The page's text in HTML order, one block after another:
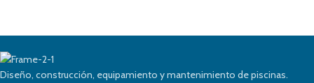
Diseño, construcción, equipamiento y mantenimiento de piscinas.